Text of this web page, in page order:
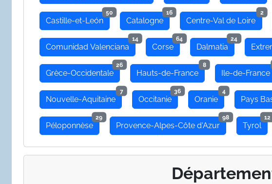
Castille-et-León
50
Catalogne
16
Centre-Val de Loire
2
Comunidad Valenciana
14
Corse
64
Dalmatia
24
Grèce-Occidentale
26
Hauts-de-France
8
Ile-de-France
Nouvelle-Aquitaine
7
Occitanie
36
Oranie
4
Pays
Péloponnèse
29
Provence-Alpes-Côte d'Azur
98
Tyrol
12